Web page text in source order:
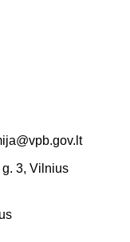
3, Vilnius